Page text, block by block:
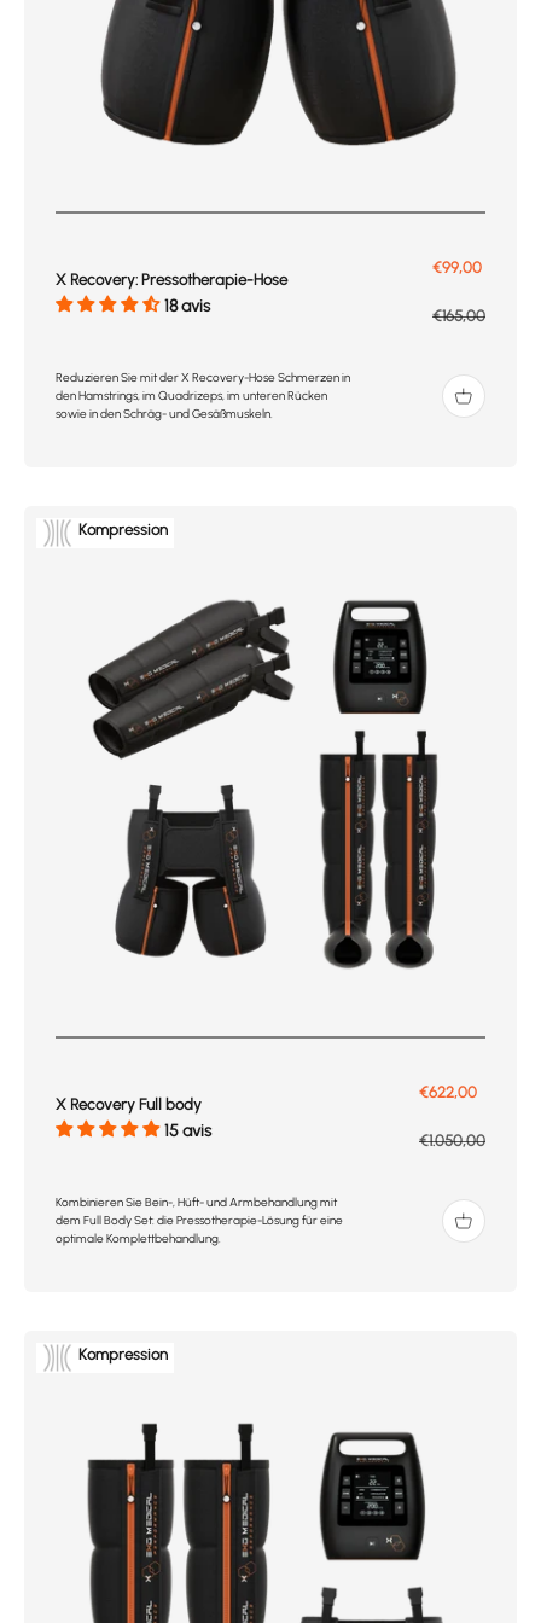
X Recovery: Pressotherapie-Hose
18 avis
Prix de vente
€99,00
Prix normal
€165,00
Reduzieren Sie mit der X Recovery-Hose Schmerzen in
den Hamstrings, im Quadrizeps, im unteren Rücken
sowie in den Schräg- und Gesäßmuskeln.
Kompression
X Recovery Full body
15 avis
Prix de vente
€622,00
Prix normal
€1.050,00
Kombinieren Sie Bein-, Hüft- und Armbehandlung mit
dem Full Body Set: die Pressotherapie-Lösung für eine
optimale Komplettbehandlung.
Kompression